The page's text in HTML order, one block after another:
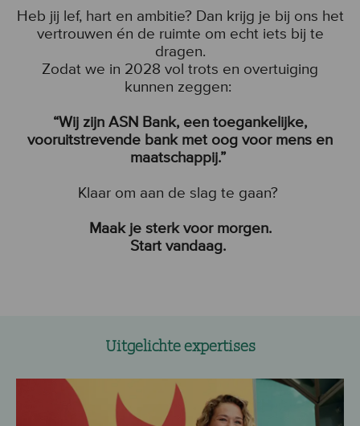
Heb jij lef, hart en ambitie? Dan krijg je bij ons het
vertrouwen én de ruimte om echt iets bij te
dragen.
Zodat we in 2028 vol trots en overtuiging
kunnen zeggen:
“Wij zijn ASN Bank, een toegankelijke,
vooruitstrevende bank met oog voor mens en
maatschappij.”
Klaar om aan de slag te gaan?
Maak je sterk voor morgen.
Start vandaag.
Uitgelichte expertises